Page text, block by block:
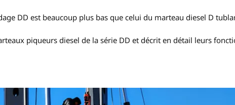
DD est beaucoup plus bas que celui du marteau diesel D
piqueurs diesel de la série DD et décrit en détail leurs